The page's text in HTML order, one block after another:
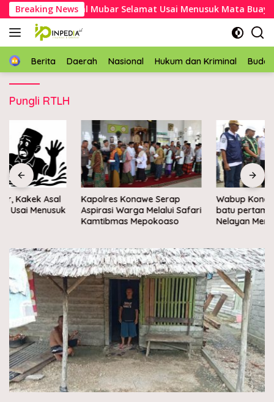
Langsung
ke
konten
Breaking News
Kakek Asal Mubar Selamat Usai Menusuk Mata Buaya
HomeBerita Daerah Nasional Hukum dan Kriminal
Pungli RTLH
Kapolres Konawe Serap
Aspirasi Warga Melalui Safari
Kamtibmas Mepokoaso
Wabup Konawe letakkan
batu pertama Kampung
Nelayan Merah Putih di